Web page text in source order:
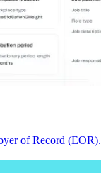
of Record (EOR).​​